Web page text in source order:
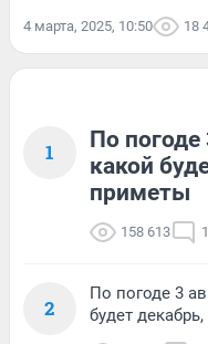
4 марта, 2025, 10:50 18
1
По
какой
приметы
158 613
2
По погоде 3
будет